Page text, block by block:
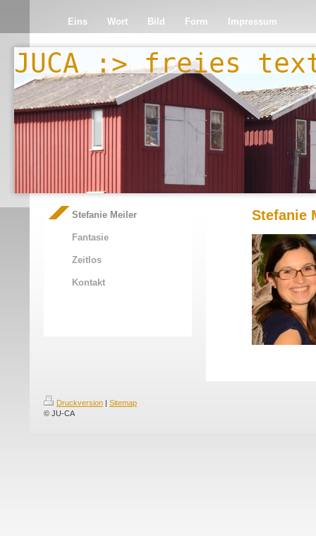
Eins Wort Bild Form Impressum
JUCA :> freies
Stefanie Meiler
Fantasie
Zeitlos
Kontakt
Stefanie
Druckversion | Sitemap
© JU-CA